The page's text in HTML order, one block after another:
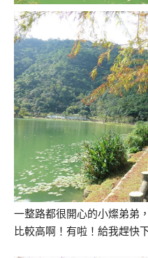
一整路都很開心的小燦弟弟
比較高啊！有啦！給我趕快